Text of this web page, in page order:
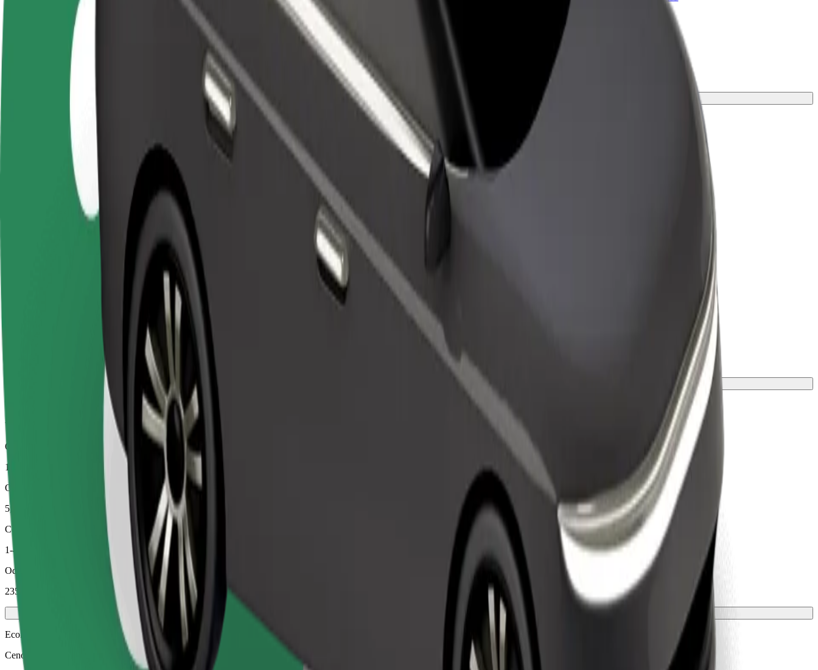
tržby
vaši firmu
Jak se dostat z Anděl do Arkády Pankrác
Hledáte nejlepší způsob, jak se dostat z Anděl do Arkády Pankrác? Prohlédněte si naše služby a najděte tu ideální pro svou cestu.
Stáhnout aplikaci
Arkády Pankrác
Pohodlná jízda na dosah ruky!
Spolehlivé jízdy v běžných vozidlech střední velikosti.
Odhadovaná doba jízdy
Větší vozidla s dostatkem místa pro nohy a úložným prostorem
Odhadovaná doba jízdy
14 min
Odhadovaná vzdálenost
5,7 km
Cestující
1-4
Odhadovaná cena
235,40 Kč
Economy
Cenově dostupné jízdy v základních vozidlech